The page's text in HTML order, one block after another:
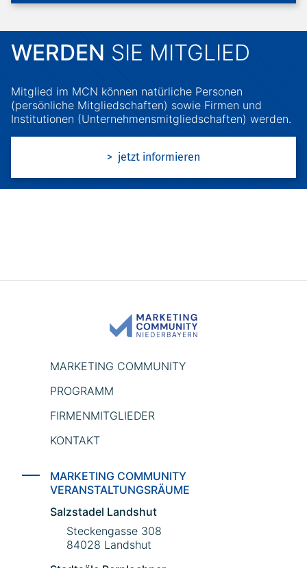
WERDEN SIE MITGLIED
Mitglied im MCN können natürliche Personen
(persönliche Mitgliedschaften) sowie Firmen und
Institutionen (Unternehmensmitgliedschaften) werden.
> jetzt informieren
MARKETING COMMUNITY
PROGRAMM
FIRMENMITGLIEDER
KONTAKT
MARKETING COMMUNITY
VERANSTALTUNGSRÄUME
Salzstadel Landshut
Steckengasse 308
84028 Landshut